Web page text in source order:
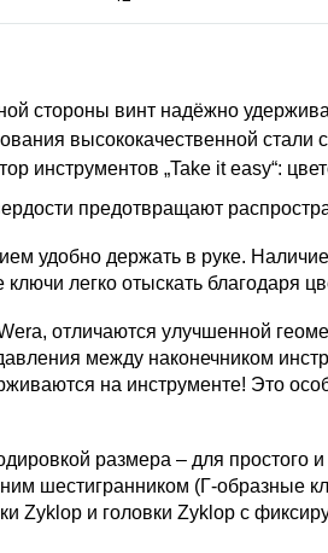
стороны винт надёжно
высококачественной стали
инструментов „Take it easy“:
предотвращают
удобно держать в руке.
легко отыскать благодаря
отличаются улучшенной
между наконечником
на инструменте! Это
размера – для простого
шестигранником (Г-образные
Zyklop и головки Zyklop с